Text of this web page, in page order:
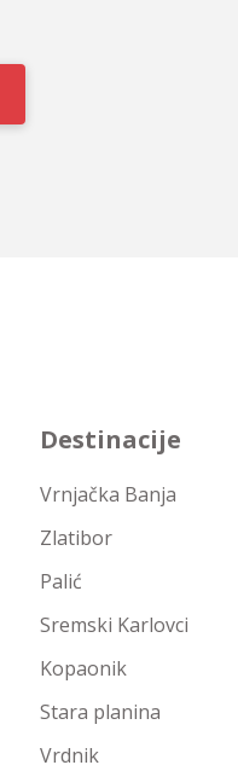
Destinacije
Vrnjačka Banja
Zlatibor
Palić
Sremski Karlovci
Kopaonik
Stara planina
Vrdnik